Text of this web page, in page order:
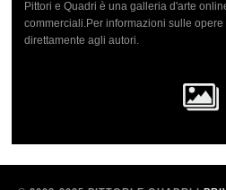
Pittori e Quadri è una galleria d'arte
commerciali.Per informazioni sulle
direttamente agli autori.